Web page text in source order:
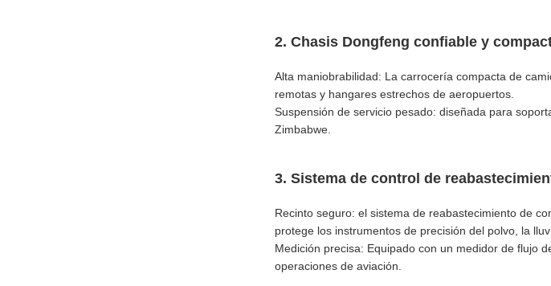
2. Chasis Dongfeng confiable y
Alta maniobrabilidad: La carrocería compacta de
remotas y hangares estrechos de aeropuertos.
Suspensión de servicio pesado: diseñada para
Zimbabwe.
3. Sistema de control de
Recinto seguro: el sistema de reabastecimiento de
protege los instrumentos de precisión del polvo, la
Medición precisa: Equipado con un medidor de flujo
operaciones de aviación.